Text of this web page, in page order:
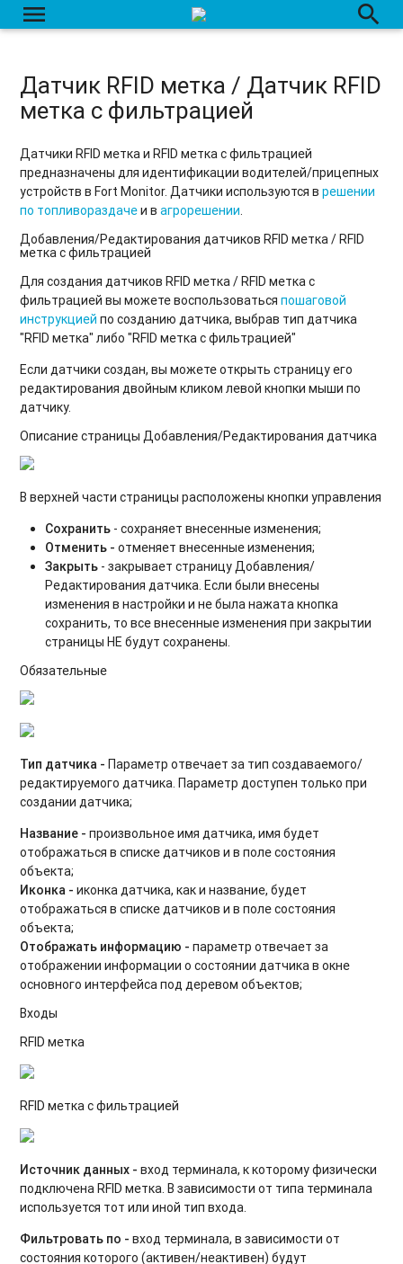
menu search
Датчик RFID метка / Датчик RFID
метка с фильтрацией
Датчики RFID метка и RFID метка с фильтрацией
предназначены для идентификации водителей/прицепных
устройств в Fort Monitor. Датчики используются врешении
по топливораздачеи вагрорешении.
Добавления/Редактирования датчиков RFID метка / RFID
метка с фильтрацией
Для создания датчиков RFID метка / RFID метка с
фильтрацией вы можете воспользоватьсяпошаговой
инструкцией по созданию датчика, выбрав тип датчика
"RFID метка" либо "RFID метка с фильтрацией"
Если датчики создан, вы можете открыть страницу его
редактирования двойным кликом левой кнопки мыши по
датчику.
Описание страницы Добавления/Редактирования датчика
В верхней части страницы расположены кнопки управления
Сохранить - сохраняет внесенные изменения;
Отменить -отменяет внесенные изменения;
Закрыть - закрывает страницу Добавления/
Редактирования датчика. Если были внесены
изменения в настройки и не была нажата кнопка
сохранить, то все внесенные изменения при закрытии
страницы НЕ будут сохранены.
Обязательные
Тип датчика -Параметр отвечает за тип создаваемого/
редактируемого датчика. Параметр доступен только при
создании датчика;
Название -произвольное имя датчика, имя будет
отображаться в списке датчиков и в поле состояния
объекта;
Иконка -иконка датчика, как и название, будет
отображаться в списке датчиков и в поле состояния
объекта;
Отображать информацию -параметр отвечает за
отображении информации о состоянии датчика в окне
основного интерфейса под деревом объектов;
Входы
RFID метка
RFID метка с фильтрацией
Источник данных -вход терминала, к которому физически
подключена RFID метка. В зависимости от типа терминала
используется тот или иной тип входа.
Фильтровать по -вход терминала, в зависимости от
состояния которого (активен/неактивен) будут